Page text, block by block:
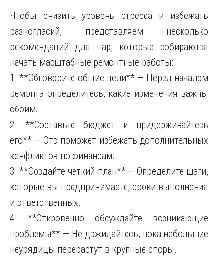
Чтобы снизить уровень стресса и избежать
разногласий, представляем несколько
рекомендаций для пар, которые собираются
начать масштабные ремонтные работы:
1. **Обговорите общие цели** — Перед началом
ремонта определитесь, какие изменения важны
обоим.
2. **Составьте бюджет и придерживайтесь
его** — Это поможет избежать дополнительных
конфликтов по финансам.
3. **Создайте четкий план** — Определите шаги,
которые вы предпринимаете, сроки выполнения
и ответственных.
4. **Откровенно обсуждайте возникающие
проблемы** — Не дожидайтесь, пока небольшие
неурядицы перерастут в крупные споры.